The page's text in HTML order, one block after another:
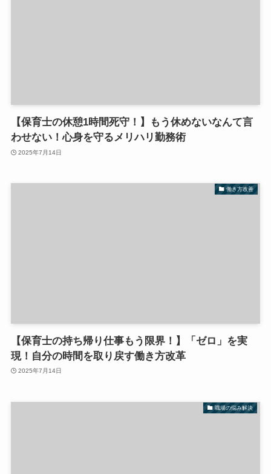
【保育士の休憩1時間死守！】もう休めないなんて言
わせない！心身を守るメリハリ勤務術
2025年7月14日
働き方改善
【保育士の持ち帰り仕事もう限界！】「ゼロ」を実
現！自分の時間を取り戻す働き方改革
2025年7月14日
職場の悩み解決